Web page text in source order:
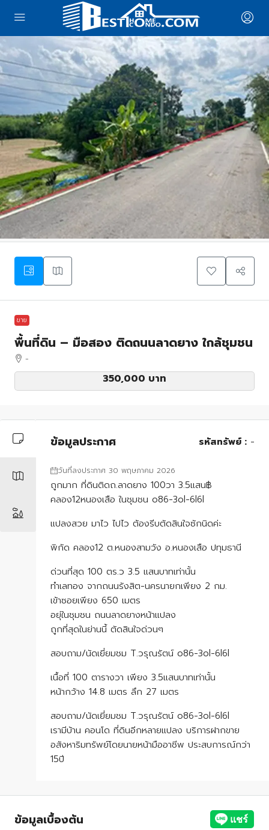
ขาย
พื้นที่ดิน – มือสอง ติดถนนลาดยาง ใกล้ชุมชน
-
350,000 บาท
ข้อมูลประกาศ รหัสทรัพย์ : -
วันที่ลงประกาศ 30 พฤษภาคม 2026
ถูกมาก ที่ดินติดถ.ลาดยาง 100วา 3.5แสน฿
คลอง12หนองเสือ ในชุมชน o86-3ol-6l6l
แปลงสวย มาไว ไปไว ต้องรีบตัดสินใจซักนิดค่ะ
พิกัด คลอง12 ต.หนองสามวัง อ.หนองเสือ ปทุมธานี
ด่วนที่สุด 100 ตร.ว 3.5 แสนบาทเท่านั้น
ทำเลทอง จากถนนรังสิต-นครนายกเพียง 2 กม.
เข้าซอยเพียง 650 เมตร
อยุ่ในชุมชน ถนนลาดยางหน้าแปลง
ถูกที่สุดในย่านนี้ ตัดสินใจด่วนๆ
สอบถาม/นัดเยี่ยมชม T.วรุณรัตน์ o86-3ol-6l6l
เนื้อที่ 100 ตารางวา เพียง 3.5แสนบาทเท่านั้น
หน้ากว้าง 14.8 เมตร ลึก 27 เมตร
สอบถาม/นัดเยี่ยมชม T.วรุณรัตน์ o86-3ol-6l6l
เรามีบ้าน คอนโด ที่ดินอีกหลายแปลง บริการฝากขาย
อสังหาริมทรัพย์โดยนายหน้ามืออาชีพ ประสบการณ์กว่า
15ปี
ข้อมูลเบื้องต้น